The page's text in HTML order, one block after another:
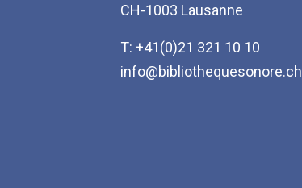
CH-1003 Lausanne
T: +41(0)21 321 10 10
info@bibliothequesonore.ch